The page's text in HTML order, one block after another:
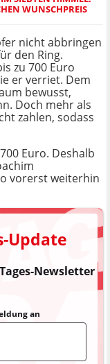
WUNSCHPREIS
nicht abbringen
den Ring.
zu 700 Euro
er verriet. Dem
bewusst,
Doch mehr als
zahlen, sodass
Euro. Deshalb
vorerst weiterhin
Update
Newsletter
an